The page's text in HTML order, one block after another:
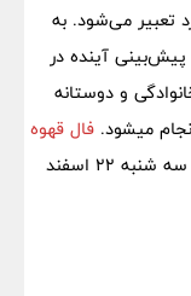
تعبیر می‌شود. به
آینده در
و دوستانه
میشود. فال قهوه
فردا سه شنبه 22 اسفند